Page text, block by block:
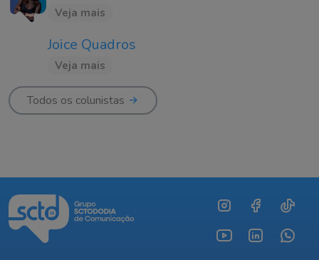
Veja mais
Joice Quadros
Veja mais
Todos os colunistas